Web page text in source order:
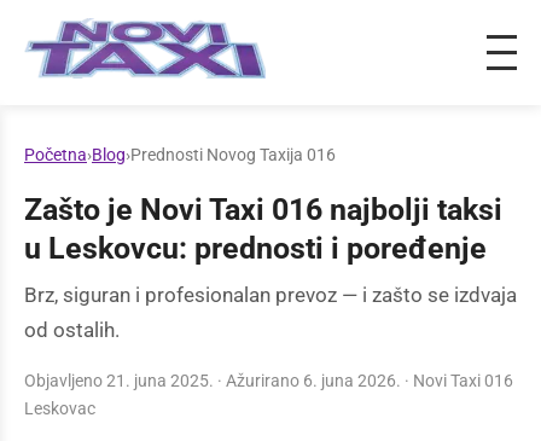
Početna›Blog›Prednosti Novog Taxija 016
Zašto je Novi Taxi 016 najbolji taksi
u Leskovcu: prednosti i poređenje
Brz, siguran i profesionalan prevoz — i zašto se izdvaja
od ostalih.
Objavljeno 21. juna 2025. · Ažurirano 6. juna 2026. · Novi Taxi 016
Leskovac